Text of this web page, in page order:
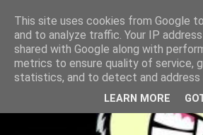
This site uses cookies from Google
and to analyze traffic. Your IP
shared with Google along with
metrics to ensure quality of service,
statistics, and to detect and address
LEARN MORE